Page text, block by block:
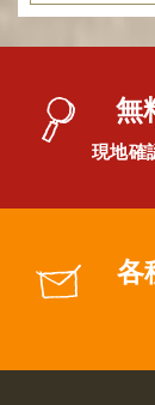
無
現地確
各